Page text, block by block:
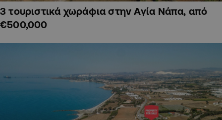
3 τουριστικά χωράφια στην Αγία Νάπα, από
€500,000